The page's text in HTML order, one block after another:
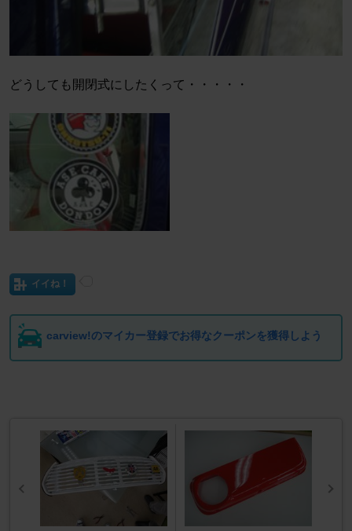
どうしても開閉式にしたくって・・・・・
イイね！
carview!のマイカー登録でお得なクーポンを獲得しよう